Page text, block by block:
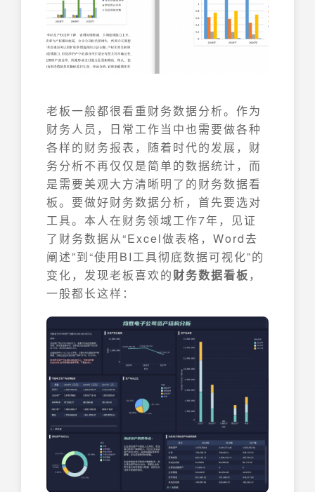
老板一般都很看重财务数据分析。作为
财务人员，日常工作当中也需要做各种
各样的财务报表，随着时代的发展，财
务分析不再仅仅是简单的数据统计，而
是需要美观大方清晰明了的财务数据看
板。要做好财务数据分析，首先要选对
工具。本人在财务领域工作7年，见证
了财务数据从“Excel做表格，Word去
阐述”到“使用BI工具彻底数据可视化”的
变化，发现老板喜欢的财务数据看板 ，
一般都长这样：